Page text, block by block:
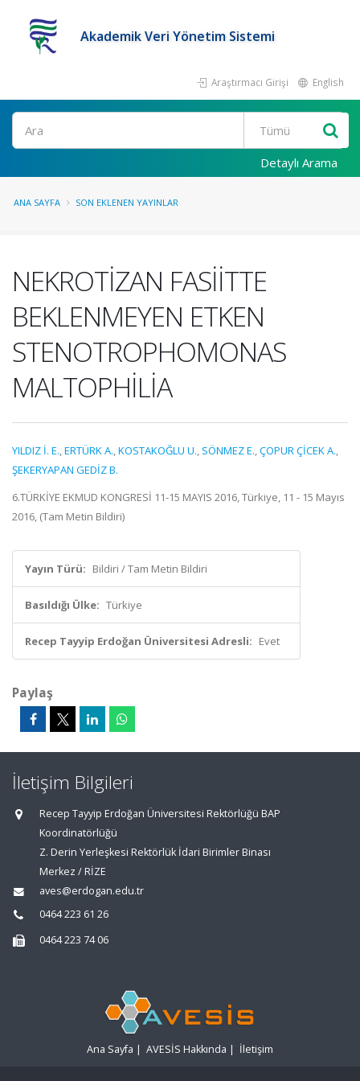
Akademik Veri Yönetim Sistemi
Araştırmacı Girişi English
Ara
Detaylı Arama
ANA SAYFA SON EKLENEN YAYINLAR
NEKROTİZAN FASİİTTE
BEKLENMEYEN ETKEN
STENOTROPHOMONAS
MALTOPHİLİA
YILDIZ İ. E.,ERTÜRK A.,KOSTAKOĞLU U., SÖNMEZ E.,ÇOPUR ÇİCEK A.,
ŞEKERYAPAN GEDİZ B.
6.TÜRKİYE EKMUD KONGRESİ 11-15 MAYIS 2016, Türkiye, 11 - 15 Mayıs
2016, (Tam Metin Bildiri)
Yayın Türü: Bildiri / Tam Metin Bildiri
Basıldığı Ülke: Türkiye
Recep Tayyip Erdoğan Üniversitesi Adresli: Evet
Paylaş
İletişim Bilgileri
Recep Tayyip Erdoğan Üniversitesi Rektörlüğü BAP
Koordinatörlüğü
Z. Derin Yerleşkesi Rektörlük İdari Birimler Binası
Merkez / RİZE
aves@erdogan.edu.tr
0464 223 61 26
0464 223 74 06
Ana Sayfa | AVESİS Hakkında | İletişim